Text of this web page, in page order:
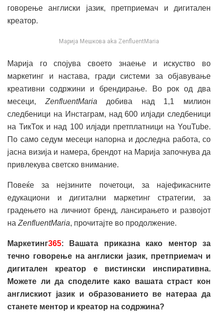
говорење англиски јазик, претприемач и дигитален
креатор.
Марија Мешкова aka ZenfluentMaria
Марија го спојува своето знаење и искуство во
маркетинг и настава, гради системи за објавување
креативни содржини и брендирање. Во рок од два
месеци, ZenfluentMaria добива над 1,1 милион
следбеници на Инстаграм, над 600 илјади следбеници
на ТикТок и над 100 илјади претплатници на YouTube.
По само седум месеци напорна и доследна работа, со
јасна визија и намера, брендот на Марија започнува да
привлекува светско внимание.
Повеќе за нејзините почетоци, за најефикасните
едукациони и дигитални маркетинг стратегии, за
градењето на личниот бренд, лансирањето и развојот
на ZenfluentMaria, прочитајте во продолжение.
Маркетинг365: Вашата приказна како ментор за
течно говорење на англиски јазик, претприемач и
дигитален креатор е вистински инспиративна.
Можете ли да споделите како вашата страст кон
англискиот јазик и образованието ве натераа да
станете ментор и креатор на содржина?